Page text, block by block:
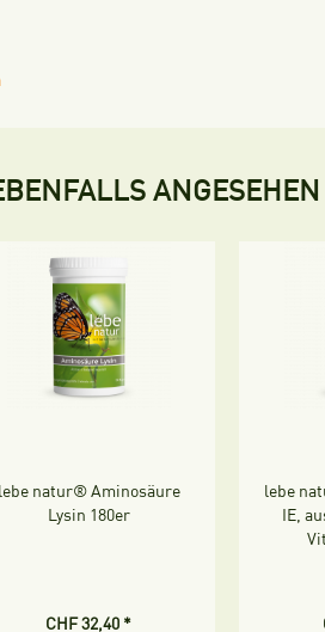
ANGESEHEN
lebe natur® Aminosäure
Lysin 180er
CHF 32,40 *
lebe
IE,